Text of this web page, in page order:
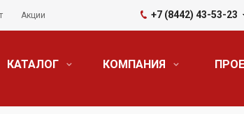
Акции +7 (8442) 43-53-23
КАТАЛОГ КОМПАНИЯ